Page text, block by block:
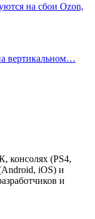
на сбои Ozon,
вертикальном…
консолях (PS4,
iOS) и
и